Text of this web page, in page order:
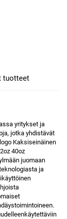
tuotteet
yritykset ja
jotka yhdistävät
Kaksiseinäinen
40oz
juomaan
ja